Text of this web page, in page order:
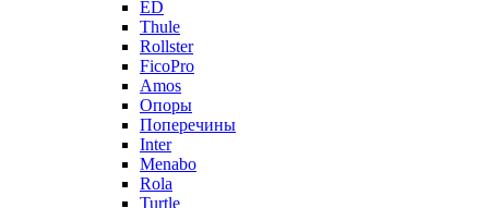
ED
Thule
Rollster
FicoPro
Amos
Опоры
Поперечины
Inter
Menabo
Rola
Turtle